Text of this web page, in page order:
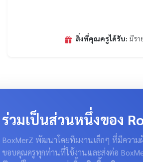
สิ่งที่คุณครูได้รับ: มีรา
ร่วมเป็นส่วนหนึ่งของ
BoxMerZ พัฒนาโดยทีมงานเล็กๆ ที่มีควา
ขอบคุณครูทุกท่านที่ใช้งานและส่งต่อ